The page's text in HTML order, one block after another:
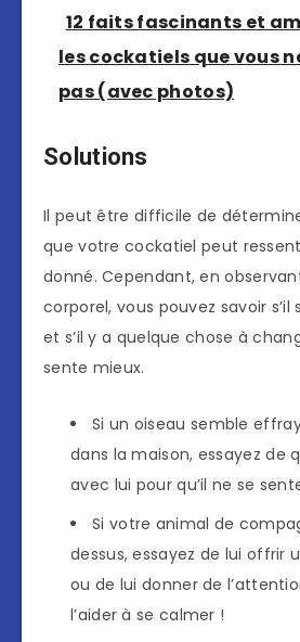
12 faits fascinants et
les cockatiels que vous
pas (avec photos)
Solutions
Il peut être difficile de
que votre cockatiel peut
donné. Cependant, en
corporel, vous pouvez savoir s’il
et s’il y a quelque chose à
sente mieux.
Si un oiseau semble
dans la maison, essayez de
avec lui pour qu’il ne se
Si votre animal de
dessus, essayez de lui offrir
ou de lui donner de
l’aider à se calmer !